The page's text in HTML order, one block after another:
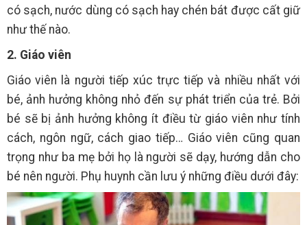
có sạch, nước dùng có sạch hay chén bát được cất giữ
như thế nào.
2. Giáo viên
Giáo viên là người tiếp xúc trực tiếp và nhiều nhất với
bé, ảnh hưởng không nhỏ đến sự phát triển của trẻ. Bởi
bé sẽ bị ảnh hưởng không ít điều từ giáo viên như tính
cách, ngôn ngữ, cách giao tiếp… Giáo viên cũng quan
trọng như ba mẹ bởi họ là người sẽ dạy, hướng dẫn cho
bé nên người. Phụ huynh cần lưu ý những điều dưới đây: